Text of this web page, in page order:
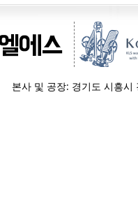
본사 및 공장: 경기도 시흥
에스